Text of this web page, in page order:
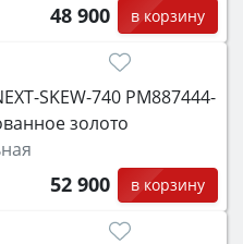
48 900 в корзину
SKEW-740 PM887444-
золото
52 900 в корзину